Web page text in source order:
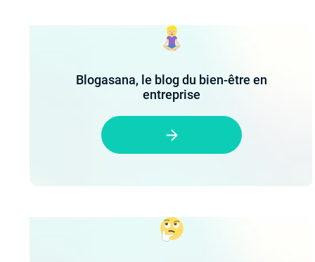
Blogasana, le blog du bien-être en
entreprise